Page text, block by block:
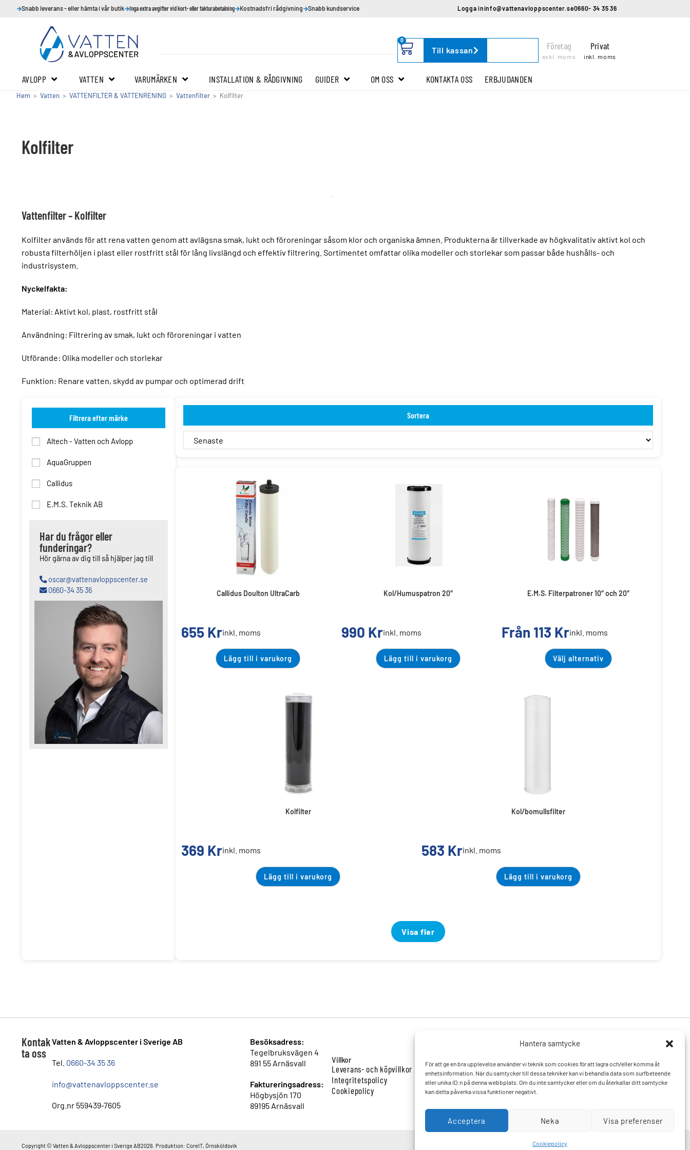
Hantera samtycke
För att ge en bra upplevelse använder vi teknik som cookies för att lagra och/eller komma åt
enhetsinformation. När du samtycker till dessa tekniker kan vi behandla data som surfbeteende
eller unika ID:n på denna webbplats. Om du inte samtycker eller om du återkallar ditt samtycke
kan detta påverka vissa funktioner negativt.
Acceptera Neka Visa preferenser
Cookiepolicy
Snabb leverans - eller hämta i vår butik Inga extra avgifter vid kort- eller fakturabetalning Kostnadsfri rådgivning Snabb kundservice Logga ininfo@vattenavloppscenter.se0660- 34 35 36
0
Till kassan Företag
exkl. moms
Privat
inkl. moms
AVLOPP VATTEN VARUMÄRKEN INSTALLATION & RÅDGIVNING GUIDER OM OSS KONTAKTA OSS ERBJUDANDEN
Hem > Vatten > VATTENFILTER & VATTENRENING > Vattenfilter > Kolfilter
Kolfilter
Vattenfilter – Kolfilter
Kolfilter används för att rena vatten genom att avlägsna smak, lukt och föroreningar såsom klor och organiska ämnen. Produkterna är tillverkade av högkvalitativ aktivt kol och
robusta filterhöljen i plast eller rostfritt stål för lång livslängd och effektiv filtrering. Sortimentet omfattar olika modeller och storlekar som passar både hushålls- och
industrisystem.
Nyckelfakta:
Material: Aktivt kol, plast, rostfritt stål
Användning: Filtrering av smak, lukt och föroreningar i vatten
Utförande: Olika modeller och storlekar
Funktion: Renare vatten, skydd av pumpar och optimerad drift
Filtrera efter märke
Altech - Vatten och Avlopp
AquaGruppen
Callidus
E.M.S. Teknik AB
Har du frågor eller
funderingar?
Hör gärna av dig till så hjälper jag till
oscar@vattenavloppscenter.se
0660-34 35 36
Sortera
Callidus Doulton UltraCarb
655 Krinkl. moms
Lägg till i varukorg
Kol/Humuspatron 20″
990 Krinkl. moms
Lägg till i varukorg
E.M.S. Filterpatroner 10″ och 20″
Från 113 Krinkl. moms
Välj alternativ
Kolfilter
369 Krinkl. moms
Lägg till i varukorg
Kol/bomullsfilter
583 Krinkl. moms
Lägg till i varukorg
Visa fler
Kontak
ta oss
Vatten & Avloppscenter i Sverige AB
Tel. 0660-34 35 36
info@vattenavloppscenter.se
Org.nr 559439-7605
Besöksadress:
Tegelbruksvägen 4
891 55 Arnäsvall
Faktureringsadress:
Högbysjön 170
89195 Arnäsvall
Villkor
Leverans- och köpvillkor
Integritetspolicy
Cookiepolicy
Varumärken
Mitt konto
Vanliga frågor och svar
Kontakta oss
Hitta till oss
Copyright © Vatten & Avloppscenter i Sverige AB2026. Produktion: CoreIT, Örnsköldsvik